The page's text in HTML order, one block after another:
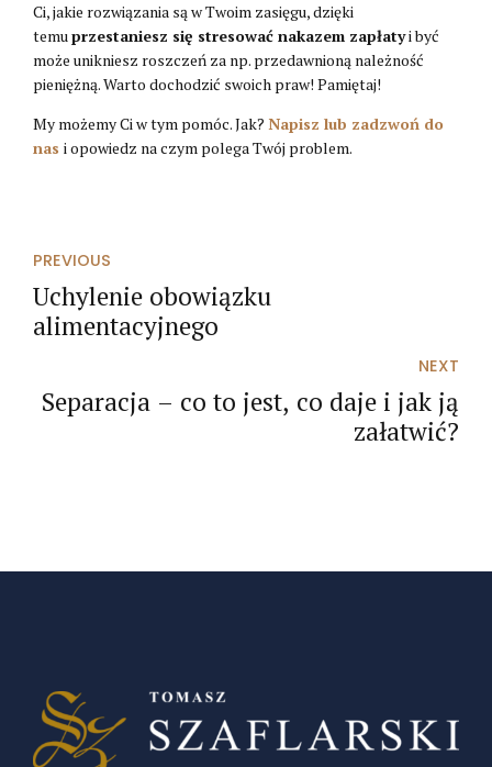
Ci, jakie rozwiązania są w Twoim zasięgu, dzięki
temuprzestaniesz się stresować nakazem zapłatyi być
może unikniesz roszczeń za np. przedawnioną należność
pieniężną. Warto dochodzić swoich praw! Pamiętaj!
My możemy Ci w tym pomóc. Jak? Napisz lub zadzwoń do
nas i opowiedz na czym polega Twój problem.
PREVIOUS
Uchylenie obowiązku
alimentacyjnego
NEXT
Separacja – co to jest, co daje i jak ją
załatwić?